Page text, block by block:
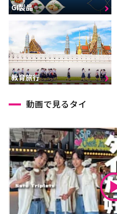
GI製品
教育旅行
動画で見るタイ